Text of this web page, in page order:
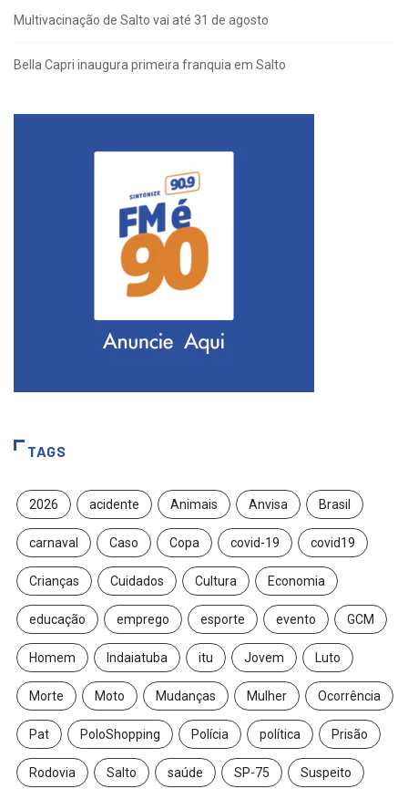
Multivacinação de Salto vai até 31 de agosto
Bella Capri inaugura primeira franquia em Salto
TAGS
2026 acidente Animais Anvisa Brasil
carnaval Caso Copa covid-19 covid19
Crianças Cuidados Cultura Economia
educação emprego esporte evento GCM
Homem Indaiatuba itu Jovem Luto
Morte Moto Mudanças Mulher Ocorrência
Pat PoloShopping Polícia política Prisão
Rodovia Salto saúde SP-75 Suspeito